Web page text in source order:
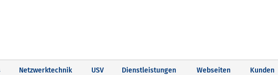
Netzwerktechnik USV Dienstleistungen Webseiten Kunden